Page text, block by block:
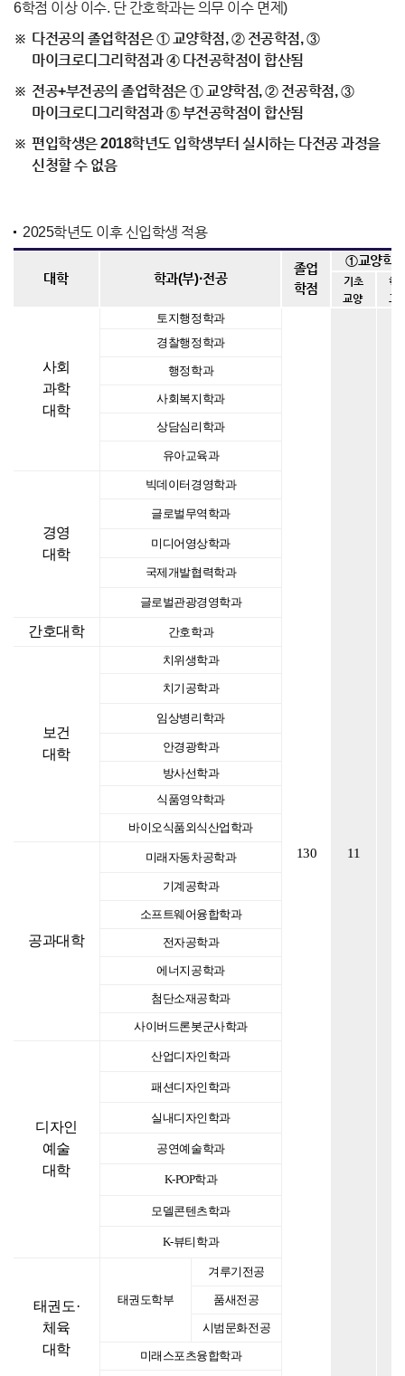
6학점 이상 이수. 단 간호학과는 의무 이수 면제)
다전공의 졸업학점은 ① 교양학점, ② 전공학점, ③
마이크로디그리학점과 ④ 다전공학점이 합산됨
전공+부전공의 졸업학점은 ① 교양학점, ② 전공학점, ③
마이크로디그리학점과 ⑤ 부전공학점이 합산됨
편입학생은 2018학년도 입학생부터 실시하는 다전공 과정을
신청할 수 없음
2025학년도 이후 신입학생 적용
대학 학과(부)·전공
졸업
학점
①교양학
기초
교양
핵
교
사회
과학
대학
토지행정학과
130 11
경찰행정학과
행정학과
사회복지학과
상담심리학과
유아교육과
경영
대학
빅데이터경영학과
글로벌무역학과
미디어영상학과
국제개발협력학과
글로벌관광경영학과
간호대학 간호학과
보건
대학
치위생학과
치기공학과
임상병리학과
안경광학과
방사선학과
식품영약학과
바이오식품외식산업학과
공과대학
미래자동차공학과
기계공학과
소프트웨어융합학과
전자공학과
에너지공학과
첨단소재공학과
사이버드론봇군사학과
디자인
예술
대학
산업디자인학과
패션디자인학과
실내디자인학과
공연예술학과
K-POP학과
모델콘텐츠학과
K-뷰티학과
태권도·
체육
대학
태권도학부
겨루기전공
품새전공
시범문화전공
미래스포츠융합학과